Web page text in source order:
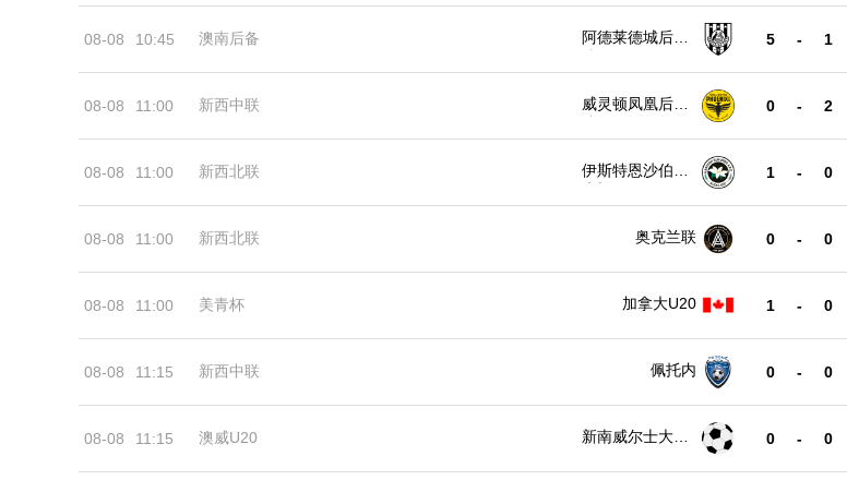
08-08 10:45 澳南后备
阿德莱德城后备
5 - 1
08-08 11:00 新西中联
威灵顿凤凰后备
0 - 2
08-08 11:00 新西北联
伊斯特恩沙伯奥
1 - 0
08-08 11:00 新西北联 奥克兰联 0 - 0
08-08 11:00 美青杯 加拿大U20 1 - 0
08-08 11:15 新西中联 佩托内 0 - 0
08-08 11:15 澳威U20
新南威尔士大学
0 - 0